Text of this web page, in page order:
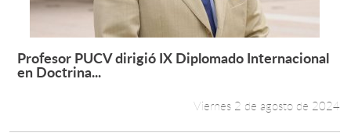
Leer más +
Profesor PUCV dirigió IX Diplomado Internacional
en Doctrina...
Viernes 2 de agosto de 2024